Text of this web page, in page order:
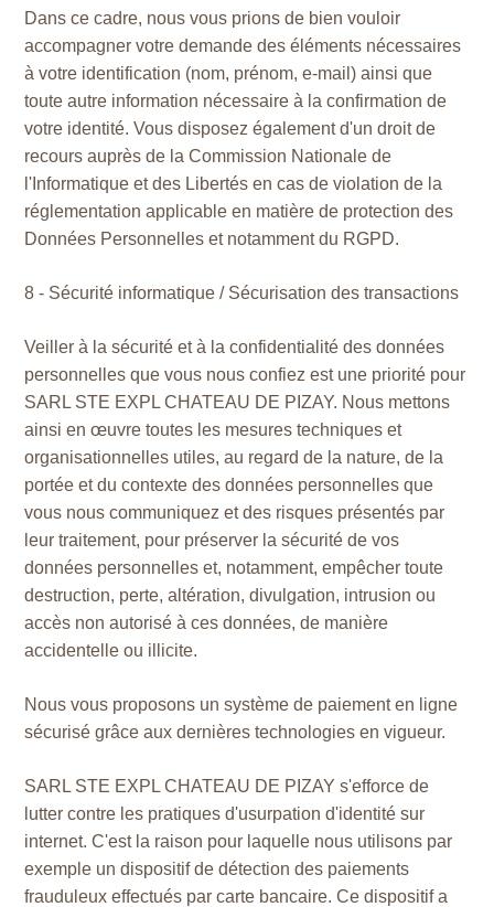
Dans ce cadre, nous vous prions de bien vouloir
accompagner votre demande des éléments nécessaires
à votre identification (nom, prénom, e-mail) ainsi que
toute autre information nécessaire à la confirmation de
votre identité. Vous disposez également d'un droit de
recours auprès de la Commission Nationale de
l'Informatique et des Libertés en cas de violation de la
réglementation applicable en matière de protection des
Données Personnelles et notamment du RGPD.
8 - Sécurité informatique / Sécurisation des transactions
Veiller à la sécurité et à la confidentialité des données
personnelles que vous nous confiez est une priorité pour
SARL STE EXPL CHATEAU DE PIZAY. Nous mettons
ainsi en œuvre toutes les mesures techniques et
organisationnelles utiles, au regard de la nature, de la
portée et du contexte des données personnelles que
vous nous communiquez et des risques présentés par
leur traitement, pour préserver la sécurité de vos
données personnelles et, notamment, empêcher toute
destruction, perte, altération, divulgation, intrusion ou
accès non autorisé à ces données, de manière
accidentelle ou illicite.
Nous vous proposons un système de paiement en ligne
sécurisé grâce aux dernières technologies en vigueur.
SARL STE EXPL CHATEAU DE PIZAY s'efforce de
lutter contre les pratiques d'usurpation d'identité sur
internet. C'est la raison pour laquelle nous utilisons par
exemple un dispositif de détection des paiements
frauduleux effectués par carte bancaire. Ce dispositif a